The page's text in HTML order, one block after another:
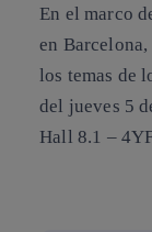
En el marco
en
los temas de
del jueves 5
Hall 8.1 –